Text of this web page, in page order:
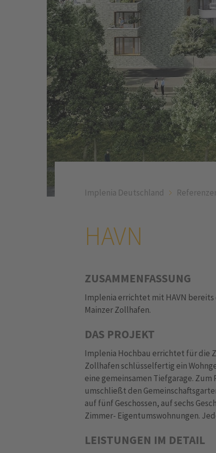
Implenia Deutschland
HAVN
ZUSAMMENFASSUNG
Implenia errichtet mit HAVN
Mainzer Zollhafen.
DAS PROJEKT
Implenia Hochbau errichtet für die
Zollhafen schlüsselfertig ein
eine gemeinsamen Tiefgarage.
umschließt den
auf fünf Geschossen, auf sechs
Zimmer- Eigentumswohnungen.
LEISTUNGEN IM DETAIL